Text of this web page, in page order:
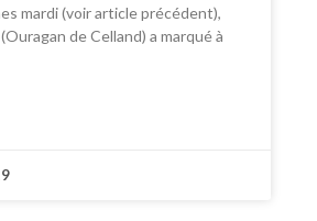
mardi (voir article précédent),
de Celland) a marqué à